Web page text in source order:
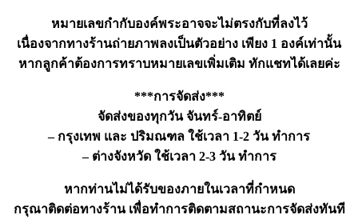
หมายเลขกำกับองค์พระอาจจะไม่ตรงกับที่ลงไว้
เนื่องจากทางร้านถ่ายภาพลงเป็นตัวอย่าง เพียง 1 องค์เท่านั้น
หากลูกค้าต้องการทราบหมายเลขเพิ่มเติม ทักแชทได้เลยค่ะ
***การจัดส่ง***
จัดส่งของทุกวัน จันทร์-อาทิตย์
– กรุงเทพ และ ปริมณฑล ใช้เวลา 1-2 วัน ทำการ
– ต่างจังหวัด ใช้เวลา 2-3 วัน ทำการ
หากท่านไม่ได้รับของภายในเวลาที่กำหนด
กรุณาติดต่อทางร้าน เพื่อทำการติดตามสถานะการจัดส่งทันที